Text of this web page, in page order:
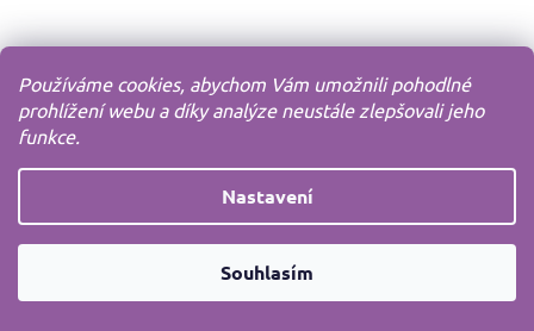
Používáme cookies, abychom Vám umožnili pohodlné
prohlížení webu a díky analýze neustále zlepšovali jeho
funkce.
Nastavení
Souhlasím